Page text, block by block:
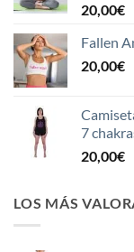
20,00€
Fallen
20,00€
7
20,00€
LOS MÁS